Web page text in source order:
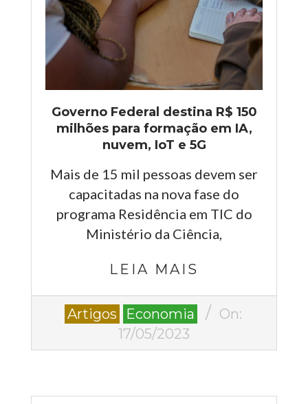
Governo Federal destina R$ 150
milhões para formação em IA,
nuvem, IoT e 5G
Mais de 15 mil pessoas devem ser
capacitadas na nova fase do
programa Residência em TIC do
Ministério da Ciência,
LEIA MAIS
2023-
Artigos Economia
On:
17/05/2023